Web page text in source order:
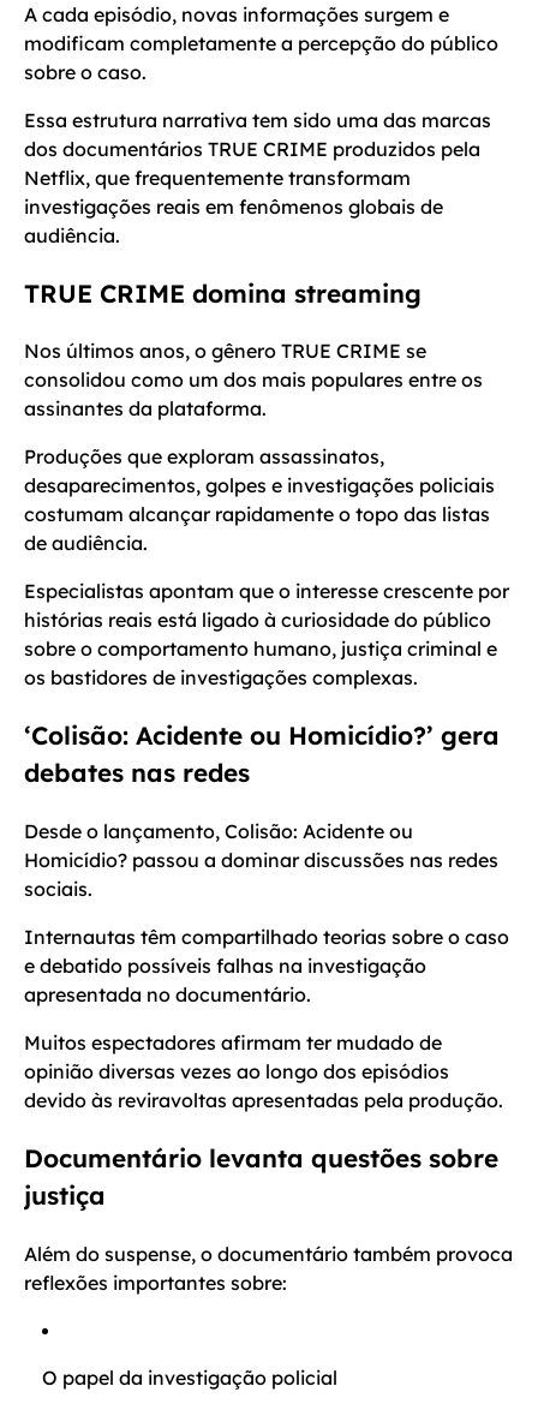
A cada episódio, novas informações surgem e
modificam completamente a percepção do público
sobre o caso.
Essa estrutura narrativa tem sido uma das marcas
dos documentários TRUE CRIME produzidos pela
Netflix, que frequentemente transformam
investigações reais em fenômenos globais de
audiência.
TRUE CRIME domina streaming
Nos últimos anos, o gênero TRUE CRIME se
consolidou como um dos mais populares entre os
assinantes da plataforma.
Produções que exploram assassinatos,
desaparecimentos, golpes e investigações policiais
costumam alcançar rapidamente o topo das listas
de audiência.
Especialistas apontam que o interesse crescente por
histórias reais está ligado à curiosidade do público
sobre o comportamento humano, justiça criminal e
os bastidores de investigações complexas.
‘Colisão: Acidente ou Homicídio?’ gera
debates nas redes
Desde o lançamento, Colisão: Acidente ou
Homicídio? passou a dominar discussões nas redes
sociais.
Internautas têm compartilhado teorias sobre o caso
e debatido possíveis falhas na investigação
apresentada no documentário.
Muitos espectadores afirmam ter mudado de
opinião diversas vezes ao longo dos episódios
devido às reviravoltas apresentadas pela produção.
Documentário levanta questões sobre
justiça
Além do suspense, o documentário também provoca
reflexões importantes sobre:
O papel da investigação policial